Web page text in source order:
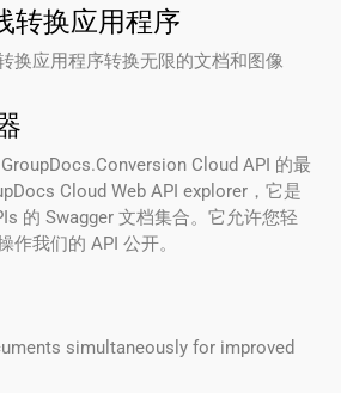
转换应用程序
换应用程序转换无限的文档和图像
Cloud API 的最
Cloud Web API explorer，它是
的 Swagger 文档集合。它允许您轻
作我们的 API 公开。
simultaneously for improved